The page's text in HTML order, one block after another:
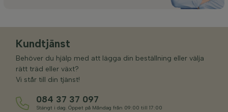
Kundtjänst
Behöver du hjälp med att lägga din beställning eller välja
rätt träd eller växt?
Vi står till din tjänst!
084 37 37 097
Stängt i dag. Öppet på Måndag från 09:00 till 17:00